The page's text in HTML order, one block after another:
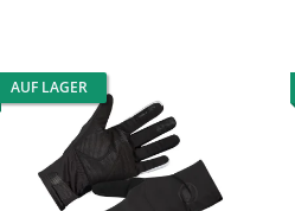
AUF LAGER